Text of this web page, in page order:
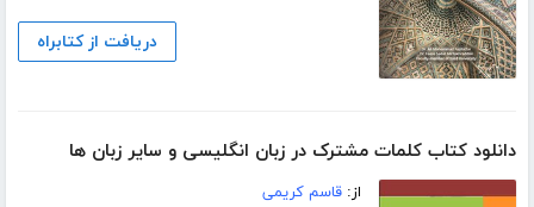
دریافت از کتابراه
دانلود کتاب کلمات مشترک در زبان انگلیسی و سایر زبان ها
از:قاسم کریمی